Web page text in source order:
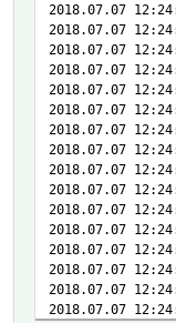
2018.07.07
2018.07.07
2018.07.07
2018.07.07
2018.07.07
2018.07.07
2018.07.07
2018.07.07
2018.07.07
2018.07.07
2018.07.07
2018.07.07
2018.07.07
2018.07.07
2018.07.07
2018.07.07